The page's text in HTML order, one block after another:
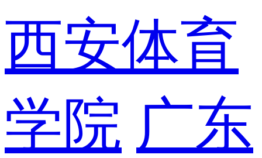
西安体育
学院 广东